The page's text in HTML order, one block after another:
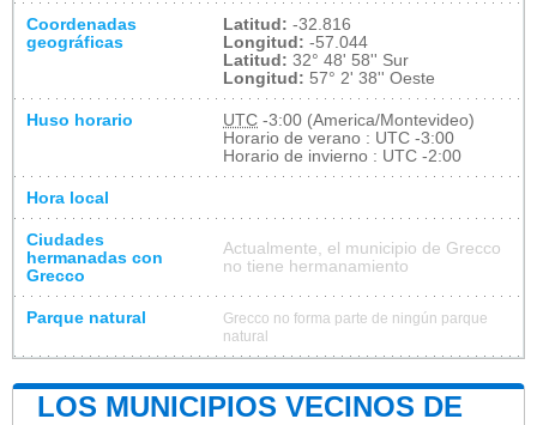
Coordenadas
geográficas
Latitud: -32.816
Longitud: -57.044
Latitud: 32° 48' 58'' Sur
Longitud: 57° 2' 38'' Oeste
Huso horario UTC -3:00 (America/Montevideo)
Horario de verano : UTC -3:00
Horario de invierno : UTC -2:00
Hora local
Ciudades
hermanadas con
Grecco
Actualmente, el municipio de Grecco
no tiene hermanamiento
Parque natural
Grecco no forma parte de ningún parque
natural
LOS MUNICIPIOS VECINOS DE